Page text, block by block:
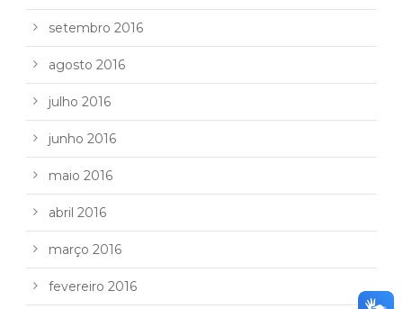
setembro 2016
agosto 2016
julho 2016
junho 2016
maio 2016
abril 2016
março 2016
fevereiro 2016